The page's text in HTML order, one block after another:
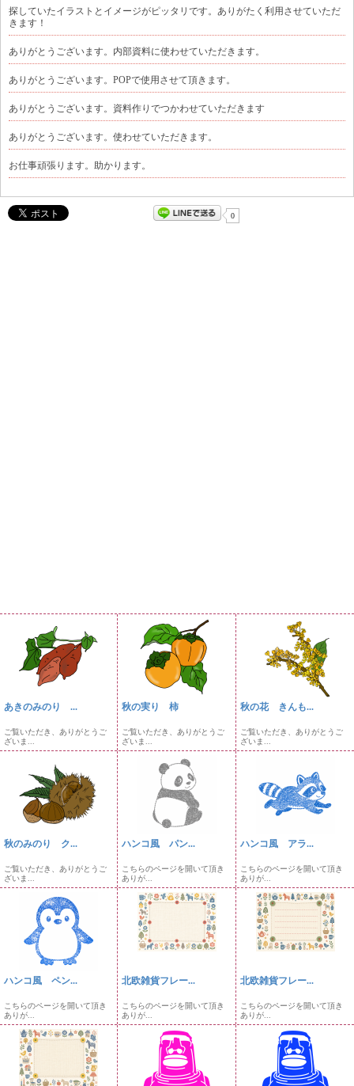
探していたイラストとイメージがピッタリです。ありがたく利用させていただ
きます！
ありがとうございます。内部資料に使わせていただきます。
ありがとうございます。POPで使用させて頂きます。
ありがとうございます。資料作りでつかわせていただきます
ありがとうございます。使わせていただきます。
お仕事頑張ります。助かります。
0
あきのみのり ...
ご覧いただき、ありがとうご
ざいま...
秋の実り 柿
ご覧いただき、ありがとうご
ざいま...
秋の花 きんも...
ご覧いただき、ありがとうご
ざいま...
秋のみのり ク...
ご覧いただき、ありがとうご
ざいま...
ハンコ風 パン...
こちらのページを開いて頂き
ありが...
ハンコ風 アラ...
こちらのページを開いて頂き
ありが...
ハンコ風 ペン...
こちらのページを開いて頂き
ありが...
北欧雑貨フレー...
こちらのページを開いて頂き
ありが...
北欧雑貨フレー...
こちらのページを開いて頂き
ありが...